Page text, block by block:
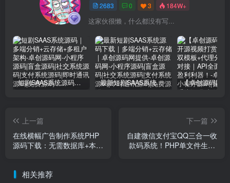
2683 0 3 184W+
这家伙很懒，什么都没有写...
短剧SAAS系统源码｜多端分销+云存储+多租户架构 最新短剧SAAS系统源码下载｜多端分销+云存储｜卓创源码网提供
上一篇
在线横幅广告制作系统PHP
源码下载：无需数据库+本地
下一篇
自建微信支付宝QQ三合一收
款码系统！PHP单文件生成/
相关推荐